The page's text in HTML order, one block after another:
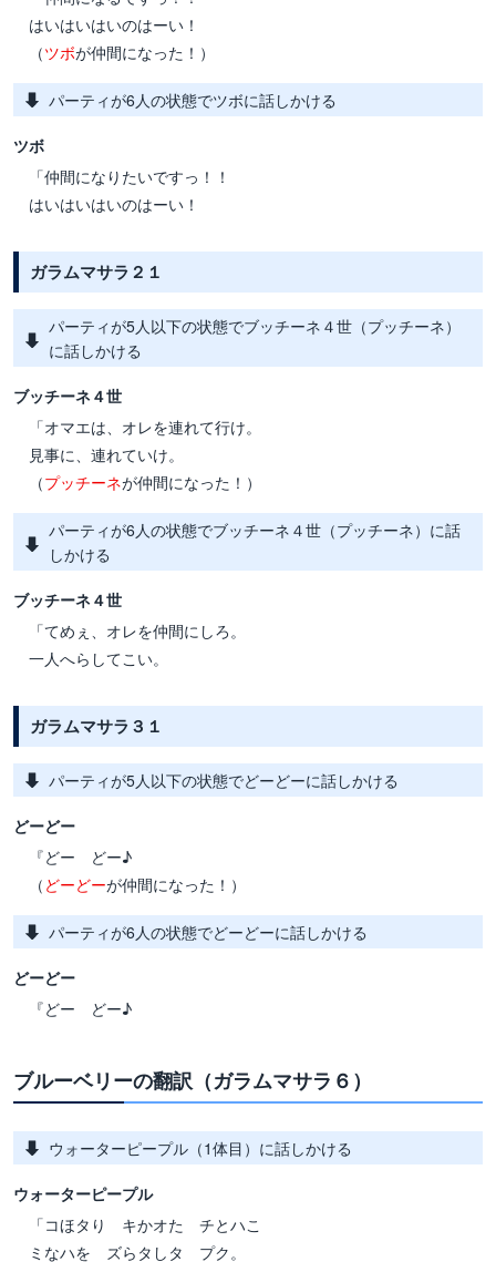
はいはいはいのはーい！
（ツボが仲間になった！）
パーティが6人の状態でツボに話しかける
ツボ
「仲間になりたいですっ！！
はいはいはいのはーい！
ガラムマサラ２１
パーティが5人以下の状態でブッチーネ４世（プッチーネ）
に話しかける
ブッチーネ４世
「オマエは、オレを連れて行け。
見事に、連れていけ。
（プッチーネが仲間になった！）
パーティが6人の状態でブッチーネ４世（プッチーネ）に話
しかける
ブッチーネ４世
「てめぇ、オレを仲間にしろ。
一人へらしてこい。
ガラムマサラ３１
パーティが5人以下の状態でどーどーに話しかける
どーどー
『どー どー♪
（ どーどーが仲間になった！）
パーティが6人の状態でどーどーに話しかける
どーどー
『どー どー♪
ブルーベリーの翻訳（ガラムマサラ６）
ウォーターピープル（1体目）に話しかける
ウォーターピープル
「コほタり キかオた チとハこ
ミなハを ズらタしタ プク。